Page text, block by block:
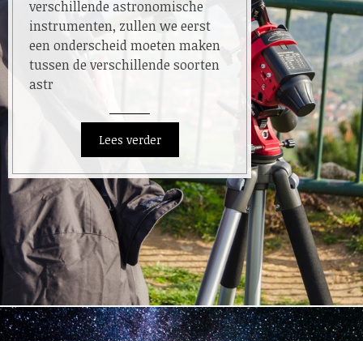
verschillende astronomische
instrumenten, zullen we eerst
een onderscheid moeten maken
tussen de verschillende soorten
astr